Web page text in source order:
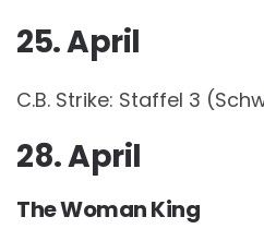
25. April
C.B. Strike: Staffel 3
28. April
The Woman King